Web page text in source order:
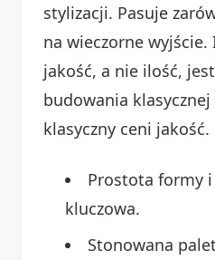
stylizacji. Pasuje
na wieczorne
jakość, a nie ilość,
budowania
klasyczny ceni jakość.
Prostota formy
kluczowa.
Stonowana